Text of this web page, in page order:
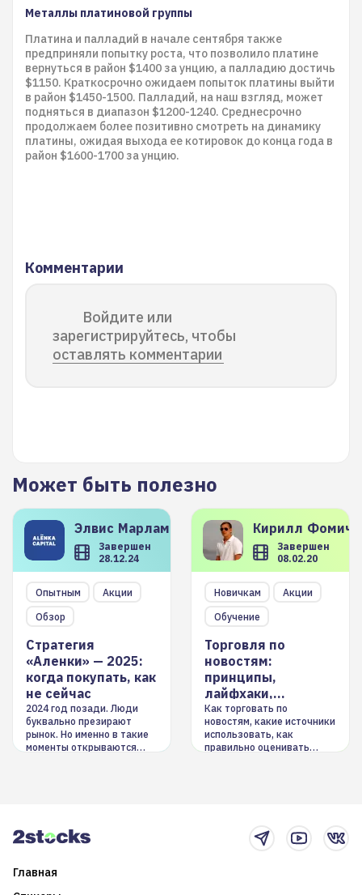
Металлы платиновой группы
Платина и палладий в начале сентября также
предприняли попытку роста, что позволило платине
вернуться в район $1400 за унцию, а палладию достичь
$1150. Краткосрочно ожидаем попыток платины выйти
в район $1450-1500. Палладий, на наш взгляд, может
подняться в диапазон $1200-1240. Среднесрочно
продолжаем более позитивно смотреть на динамику
платины, ожидая выхода ее котировок до конца года в
район $1600-1700 за унцию.
Комментарии
Войдите или
зарегистрируйтесь, чтобы
оставлять комментарии
Может быть полезно
Элвис Марламов
Завершен
28.12.24
Опытным
Акции
Обзор
Стратегия
«Аленки» — 2025:
когда покупать, как
не сейчас
2024 год позади. Люди
буквально презирают
рынок. Но именно в такие
моменты открываются
Кирилл
Завершен
08.02.20
Новичкам
Акции
Обучение
Торговля по
новостям:
принципы,
лайфхаки,
инструменты
Как торговать по
новостям, какие источники
использовать, как
правильно оценивать
Главная